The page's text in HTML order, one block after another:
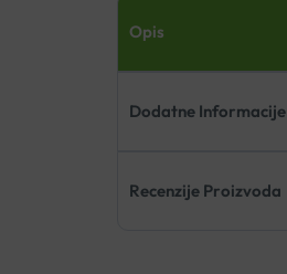
Opis
Dodatne Informacije
Recenzije Proizvoda